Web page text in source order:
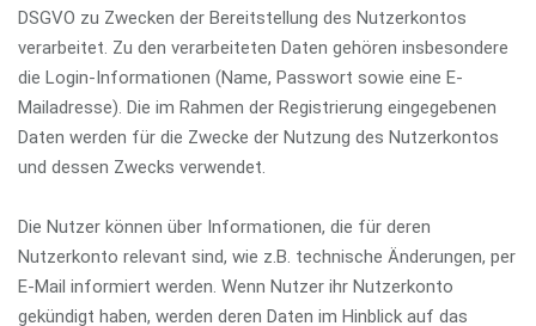
DSGVO zu Zwecken der Bereitstellung des Nutzerkontos
verarbeitet. Zu den verarbeiteten Daten gehören insbesondere
die Login-Informationen (Name, Passwort sowie eine E-
Mailadresse). Die im Rahmen der Registrierung eingegebenen
Daten werden für die Zwecke der Nutzung des Nutzerkontos
und dessen Zwecks verwendet.
Die Nutzer können über Informationen, die für deren
Nutzerkonto relevant sind, wie z.B. technische Änderungen, per
E-Mail informiert werden. Wenn Nutzer ihr Nutzerkonto
gekündigt haben, werden deren Daten im Hinblick auf das